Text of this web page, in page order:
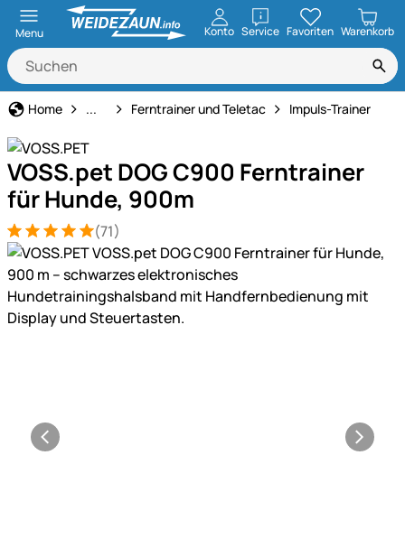
Menu Konto ServiceöffnenFavoriten Warenkorb
Home Hundeerziehung & Ferntrainer
... Ferntrainer und Teletac Impuls-Trainer
VOSS.pet DOG C900 Ferntrainer
für Hunde, 900m
Bewertung: 5 von 5 (71 Bewertungen)
71 Bewertungen
(71)
Produktgalerie